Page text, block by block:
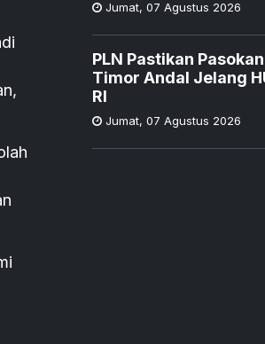
Jumat, 07 Agustus 2026
PLN Pastikan
Timor Andal Jelang
RI
Jumat, 07 Agustus 2026